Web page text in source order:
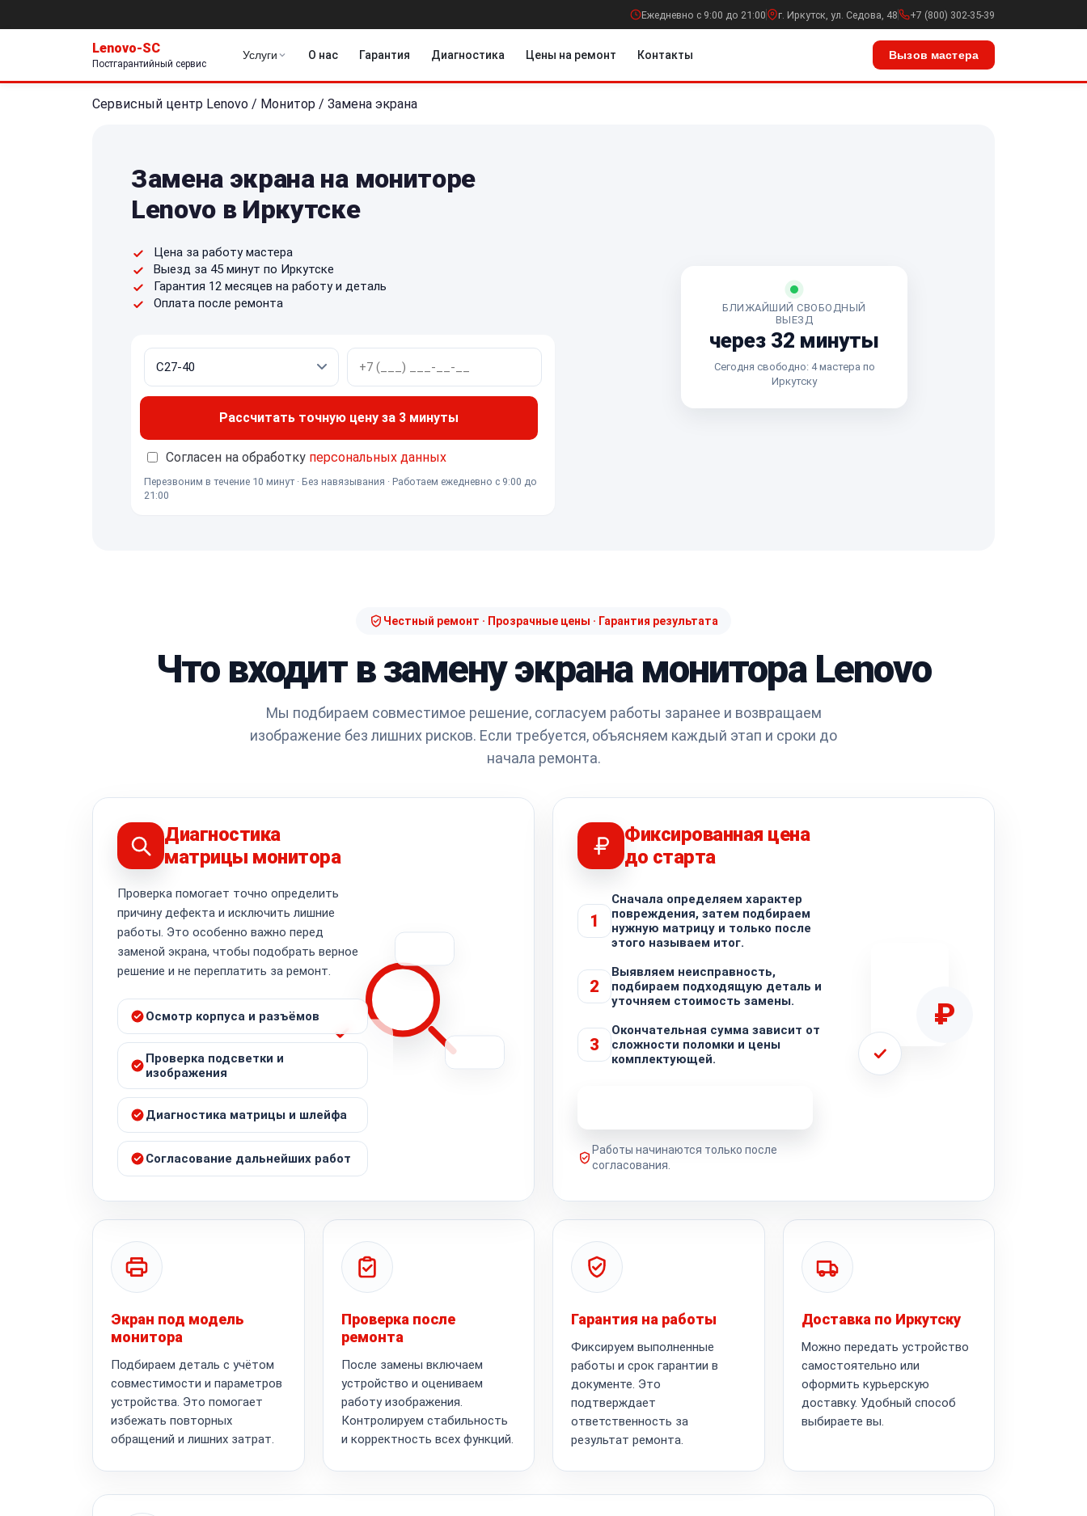
Ежедневно с 9:00 до 21:00 г. Иркутск, ул. Седова, 48 +7 (800) 302-35-39
Lenovo-SC
Постгарантийный сервис
Услуги О нас Гарантия Диагностика Цены на ремонт Контакты Вызов мастера
Сервисный центр Lenovo / Монитор / Замена экрана
Замена экрана на мониторе
Lenovo в Иркутске
Цена за работу мастера
Выезд за 45 минут по Иркутске
Гарантия 12 месяцев на работу и деталь
Оплата после ремонта
Рассчитать точную цену за 3 минуты
Согласен на обработку персональных данных
Перезвоним в течение 10 минут · Без навязывания · Работаем ежедневно с 9:00 до
21:00
БЛИЖАЙШИЙ СВОБОДНЫЙ
ВЫЕЗД
через 32 минуты
Сегодня свободно: 4 мастера по
Иркутску
Честный ремонт · Прозрачные цены · Гарантия результата
Что входит в замену экрана монитора Lenovo
Мы подбираем совместимое решение, согласуем работы заранее и возвращаем
изображение без лишних рисков. Если требуется, объясняем каждый этап и сроки до
начала ремонта.
Диагностика
матрицы монитора
Проверка помогает точно определить
причину дефекта и исключить лишние
работы. Это особенно важно перед
заменой экрана, чтобы подобрать верное
решение и не переплатить за ремонт.
Осмотр корпуса и разъёмов
Проверка подсветки и
изображения
Диагностика матрицы и шлейфа
Согласование дальнейших работ
Фиксированная цена
до старта
1
Сначала определяем характер
повреждения, затем подбираем
нужную матрицу и только после
этого называем итог.
2
Выявляем неисправность,
подбираем подходящую деталь и
уточняем стоимость замены.
3
Окончательная сумма зависит от
сложности поломки и цены
комплектующей.
Работы начинаются только после
согласования.
₽
Экран под модель
монитора
Подбираем деталь с учётом
совместимости и параметров
устройства. Это помогает
избежать повторных
обращений и лишних затрат.
Проверка после
ремонта
После замены включаем
устройство и оцениваем
работу изображения.
Контролируем стабильность
и корректность всех функций.
Гарантия на работы
Фиксируем выполненные
работы и срок гарантии в
документе. Это
подтверждает
ответственность за
результат ремонта.
Доставка по Иркутску
Можно передать устройство
самостоятельно или
оформить курьерскую
доставку. Удобный способ
выбираете вы.